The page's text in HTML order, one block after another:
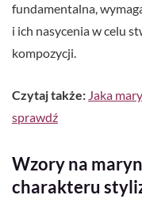
fundamentalna,
i ich nasycenia w celu
kompozycji.
Czytaj także: Jaka
sprawdź
Wzory na
charakteru